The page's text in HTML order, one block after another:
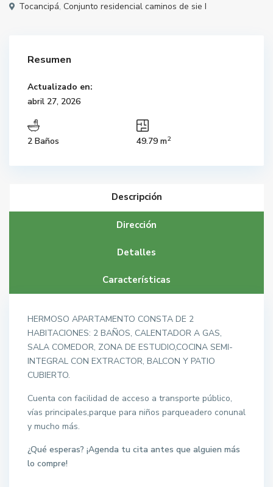
Tocancipá, Conjunto residencial caminos de sie I
Resumen
Actualizado en:
abril 27, 2026
2 Baños 49.79 m2
Descripción
Dirección
Detalles
Características
HERMOSO APARTAMENTO CONSTA DE 2
HABITACIONES: 2 BAÑOS, CALENTADOR A GAS,
SALA COMEDOR, ZONA DE ESTUDIO,COCINA SEMI-
INTEGRAL CON EXTRACTOR, BALCON Y PATIO
CUBIERTO.
Cuenta con facilidad de acceso a transporte público,
vías principales,parque para niños parqueadero conunal
y mucho más.
¿Qué esperas? ¡Agenda tu cita antes que alguien más
lo compre!